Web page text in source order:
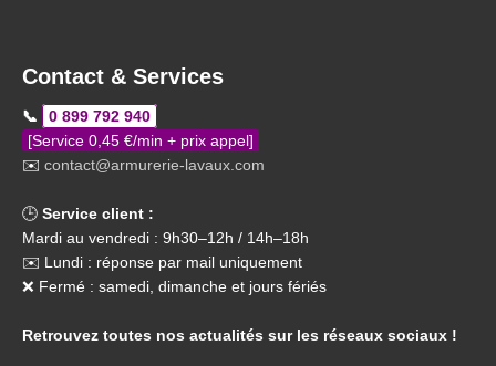
Contact & Services
📞
0 899 792 940
[Service 0,45 €/min + prix appel]
✉️ contact@armurerie-lavaux.com
🕒 Service client :
Mardi au vendredi : 9h30–12h / 14h–18h
✉️ Lundi : réponse par mail uniquement
❌ Fermé : samedi, dimanche et jours fériés
Retrouvez toutes nos actualités sur les réseaux sociaux !